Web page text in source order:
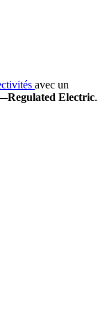
avec un
Electric.